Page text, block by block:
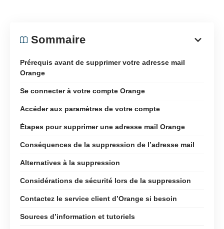
Sommaire
Prérequis avant de supprimer votre adresse mail
Orange
Se connecter à votre compte Orange
Accéder aux paramètres de votre compte
Étapes pour supprimer une adresse mail Orange
Conséquences de la suppression de l’adresse mail
Alternatives à la suppression
Considérations de sécurité lors de la suppression
Contactez le service client d’Orange si besoin
Sources d’information et tutoriels